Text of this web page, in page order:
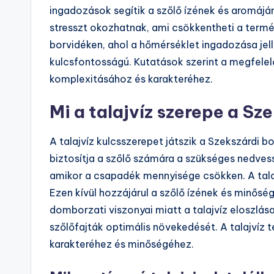
ingadozások segítik a szőlő ízének és
stresszt okozhatnak, ami csökkentheti a
borvidéken, ahol a hőmérséklet ingadozása
kulcsfontosságú. Kutatások szerint a
komplexitásához és karakteréhez.
Mi a talajvíz szerepe a
A talajvíz kulcsszerepet játszik a Szekszárdi
biztosítja a szőlő számára a szükséges
amikor a csapadék mennyisége csökken. A
Ezen kívül hozzájárul a szőlő ízének és
domborzati viszonyai miatt a talajvíz
szőlőfajták optimális növekedését. A talajvíz
karakteréhez és minőségéhez.